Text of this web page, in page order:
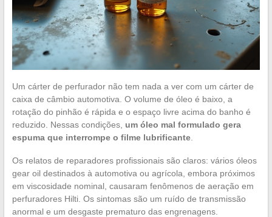
Um cárter de perfurador não tem nada a ver com um cárter de
caixa de câmbio automotiva. O volume de óleo é baixo, a
rotação do pinhão é rápida e o espaço livre acima do banho é
reduzido. Nessas condições, um óleo mal formulado gera
espuma que interrompe o filme lubrificante.
Os relatos de reparadores profissionais são claros: vários óleos
gear oil destinados à automotiva ou agrícola, embora próximos
em viscosidade nominal, causaram fenômenos de aeração em
perfuradores Hilti. Os sintomas são um ruído de transmissão
anormal e um desgaste prematuro das engrenagens.